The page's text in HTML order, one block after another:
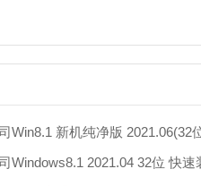
Win8.1 新机纯净版 2021.06(32
Windows8.1 2021.04 32位 快速